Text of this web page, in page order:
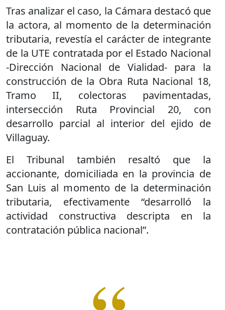
Tras analizar el caso, la Cámara destacó que
la actora, al momento de la determinación
tributaria, revestía el carácter de integrante
de la UTE contratada por el Estado Nacional
-Dirección Nacional de Vialidad- para la
construcción de la Obra Ruta Nacional 18,
Tramo II, colectoras pavimentadas,
intersección Ruta Provincial 20, con
desarrollo parcial al interior del ejido de
Villaguay.
El Tribunal también resaltó que la
accionante, domiciliada en la provincia de
San Luis al momento de la determinación
tributaria, efectivamente “desarrolló la
actividad constructiva descripta en la
contratación pública nacional”.